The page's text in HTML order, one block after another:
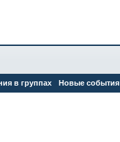
в группах Новые события